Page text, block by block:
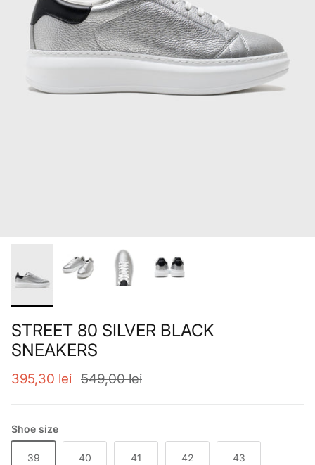
STREET 80 SILVER BLACK
SNEAKERS
Preț de vânzare
395,30 lei Preț obișnuit
549,00 lei
Shoe size
39 40 41 42 43